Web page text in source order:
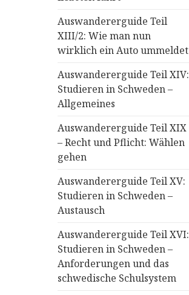
Auswandererguide Teil
XIII/2: Wie man nun
wirklich ein Auto ummeldet
Auswandererguide Teil XIV:
Studieren in Schweden –
Allgemeines
Auswandererguide Teil XIX
– Recht und Pflicht: Wählen
gehen
Auswandererguide Teil XV:
Studieren in Schweden –
Austausch
Auswandererguide Teil XVI:
Studieren in Schweden –
Anforderungen und das
schwedische Schulsystem